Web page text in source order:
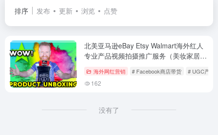
排序 发布 更新 浏览 点赞
北美亚马逊eBay Etsy Walmart海外红人
专业产品视频拍摄推广服务（美妆家居电
海外网红营销 # Facebook商店带货 # UGC产品
162
没有了